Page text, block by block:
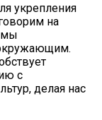
укрепления
на
мы
с
делая нас